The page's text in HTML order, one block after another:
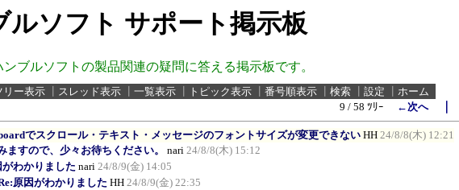
ルソフト サポート掲示板
ブルソフトの製品関連の疑問に答える掲示板です。
リー表示 スレッド表示 一覧表示 トピック表示 番号順表示 検索 設定
ホーム
9 / 58 ﾂﾘｰ
←次へ｜
でスクロール・テキスト・メッセージのフォントサイズが変更できない HH 24/8/8(木) 12:21
ますので、少々お待ちください。
nari 24/8/8(木) 15:12
がわかりました nari 24/8/9(金) 14:05
原因がわかりました HH 24/8/9(金) 22:35